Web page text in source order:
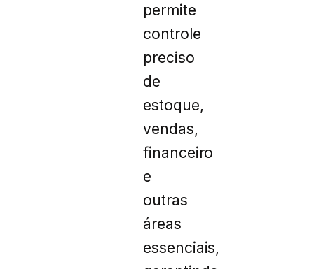
permite
controle
preciso
de
estoque,
vendas,
financeiro
e
outras
áreas
essenciais,